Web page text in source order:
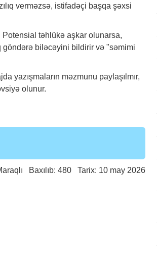
verməzsə, istifadəçi başqa şəxsi
təhlükə aşkar olunarsa,
göndərə biləcəyini bildirir və "səmimi
yazışmaların məzmunu paylaşılmır,
olunur.
Baxılıb: 480 Tarix: 10 may 2026